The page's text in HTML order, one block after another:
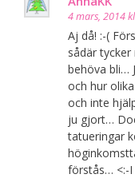
4 mars, 2014
Aj då! :-(
sådär
behöva bli…
och hur
och inte
ju gjort…
tatueringar
förstås… <:-I